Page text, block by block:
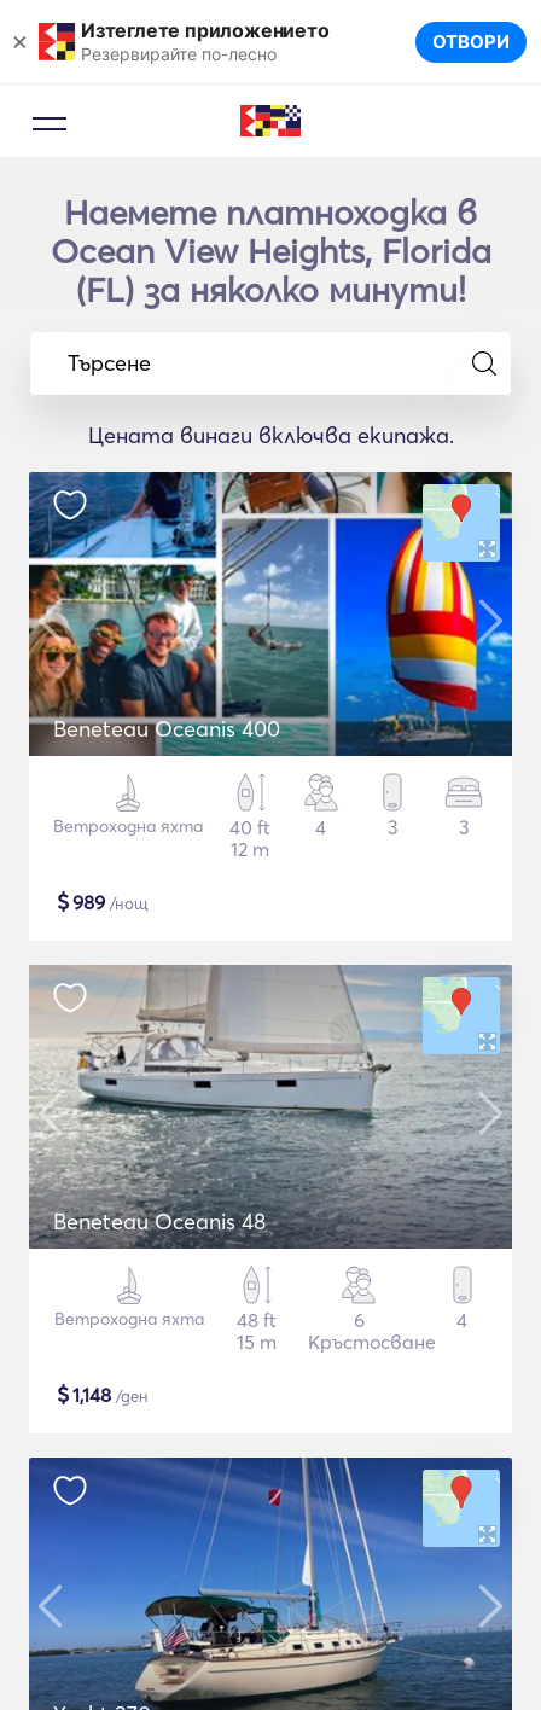
× Изтеглете приложението
Резервирайте по-лесно ОТВОРИ
Наемете платноходка в
Ocean View Heights, Florida
(FL) за няколко минути!
Търсене
Цената винаги включва екипажа.
Beneteau Oceanis 400
Ветроходна яхта
40 ft
12 m
4 3 3
$989 /нощ
Beneteau Oceanis 48
Ветроходна яхта
48 ft
15 m
6
Кръстосване
4
$1,148 /ден